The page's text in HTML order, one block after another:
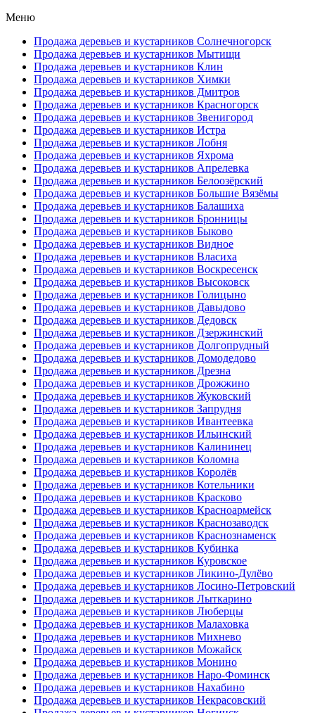
Меню
Продажа деревьев и кустарников Солнечногорск
Продажа деревьев и кустарников Мытищи
Продажа деревьев и кустарников Клин
Продажа деревьев и кустарников Химки
Продажа деревьев и кустарников Дмитров
Продажа деревьев и кустарников Красногорск
Продажа деревьев и кустарников Звенигород
Продажа деревьев и кустарников Истра
Продажа деревьев и кустарников Лобня
Продажа деревьев и кустарников Яхрома
Продажа деревьев и кустарников Апрелевка
Продажа деревьев и кустарников Белоозёрский
Продажа деревьев и кустарников Большие Вязёмы
Продажа деревьев и кустарников Балашиха
Продажа деревьев и кустарников Бронницы
Продажа деревьев и кустарников Быково
Продажа деревьев и кустарников Видное
Продажа деревьев и кустарников Власиха
Продажа деревьев и кустарников Воскресенск
Продажа деревьев и кустарников Высоковск
Продажа деревьев и кустарников Голицыно
Продажа деревьев и кустарников Давыдово
Продажа деревьев и кустарников Дедовск
Продажа деревьев и кустарников Дзержинский
Продажа деревьев и кустарников Долгопрудный
Продажа деревьев и кустарников Домодедово
Продажа деревьев и кустарников Дрезна
Продажа деревьев и кустарников Дрожжино
Продажа деревьев и кустарников Жуковский
Продажа деревьев и кустарников Запрудня
Продажа деревьев и кустарников Ивантеевка
Продажа деревьев и кустарников Ильинский
Продажа деревьев и кустарников Калининец
Продажа деревьев и кустарников Коломна
Продажа деревьев и кустарников Королёв
Продажа деревьев и кустарников Котельники
Продажа деревьев и кустарников Красково
Продажа деревьев и кустарников Красноармейск
Продажа деревьев и кустарников Краснозаводск
Продажа деревьев и кустарников Краснознаменск
Продажа деревьев и кустарников Кубинка
Продажа деревьев и кустарников Куровское
Продажа деревьев и кустарников Ликино-Дулёво
Продажа деревьев и кустарников Лосино-Петровский
Продажа деревьев и кустарников Лыткарино
Продажа деревьев и кустарников Люберцы
Продажа деревьев и кустарников Малаховка
Продажа деревьев и кустарников Михнево
Продажа деревьев и кустарников Можайск
Продажа деревьев и кустарников Монино
Продажа деревьев и кустарников Наро-Фоминск
Продажа деревьев и кустарников Нахабино
Продажа деревьев и кустарников Некрасовский